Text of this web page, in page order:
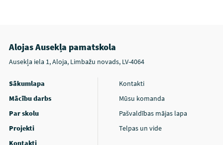
Alojas Ausekļa pamatskola
Ausekļa iela 1, Aloja, Limbažu novads, LV-4064
Sākumlapa
Mācību darbs
Par skolu
Projekti
Kontakti
Kontakti
Mūsu komanda
Pašvaldības mājas lapa
Telpas un vide